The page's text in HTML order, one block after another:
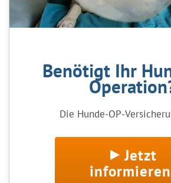
Benötigt Ihr
Die Hunde-OP-
Jetzt
informieren